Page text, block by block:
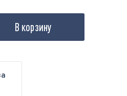
В корзину